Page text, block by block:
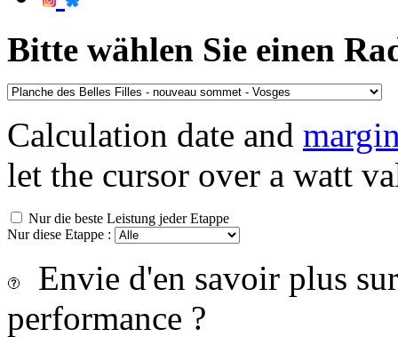
Bitte wählen Sie einen
Calculation date and
let the cursor over a watt
Nur die beste Leistung jeder Etappe
Nur diese Etappe :
Envie d'en savoir plus
performance ?